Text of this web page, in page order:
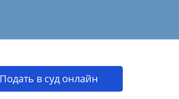
Подать в суд онлайн